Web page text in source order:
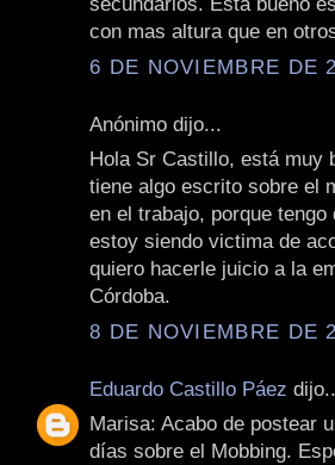
con mas altura que en
6 DE NOVIEMBRE DE
Anónimo dijo...
Hola Sr Castillo, está muy
tiene algo escrito sobre el
en el trabajo, porque
estoy siendo victima de
quiero hacerle juicio a la
Córdoba.
8 DE NOVIEMBRE DE
Eduardo Castillo Páez
Marisa: Acabo de postear
días sobre el Mobbing.